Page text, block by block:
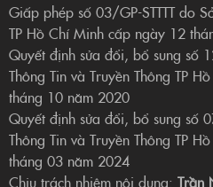
Giấp phép số 03/GP-STTTT do
TP Hồ Chí Minh cấp ngày 12
Quyết định sửa đổi, bổ sung số
Thông Tin và Truyền Thông TP
tháng 10 năm 2020
Quyết định sửa đổi, bổ sung số
Thông Tin và Truyền Thông TP
tháng 03 năm 2024
Chịu trách nhiệm nội dung: Trần